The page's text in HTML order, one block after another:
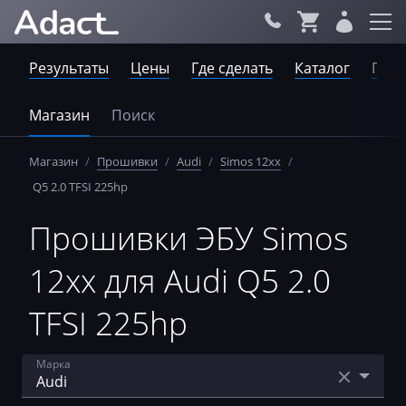
Результаты Цены Где сделать Каталог
Магазин Поиск
Магазин / Прошивки / Audi / Simos 12xx /
Q5 2.0 TFSI 225hp
Прошивки ЭБУ Simos
12xx для Audi Q5 2.0
TFSI 225hp
Марка